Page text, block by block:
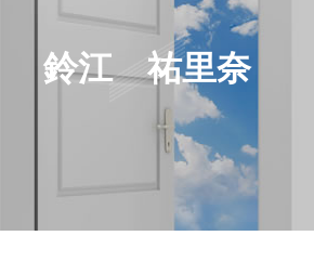
鈴江 祐里奈